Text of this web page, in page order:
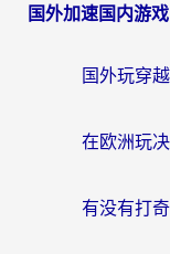
国外加速国内游戏